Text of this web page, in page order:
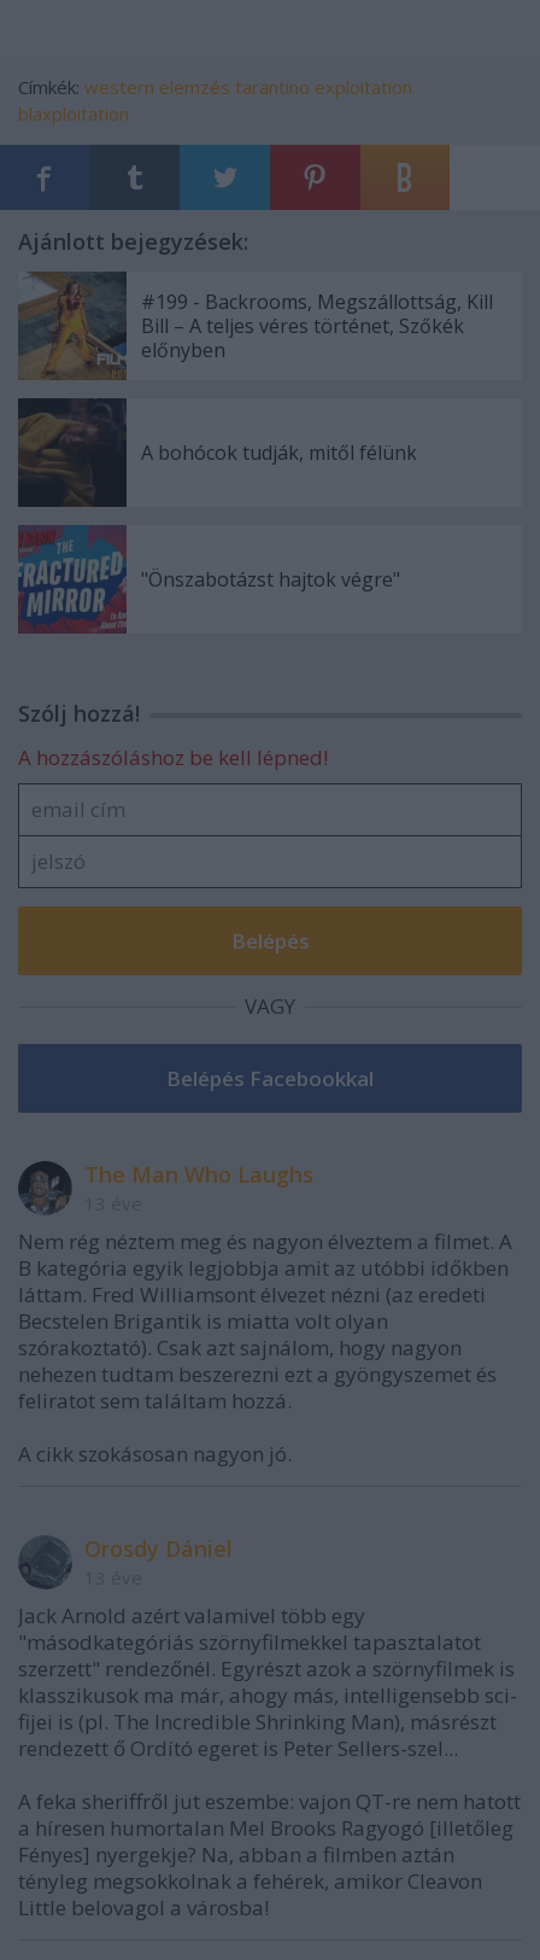
Címkék: western elemzés tarantino exploitation
blaxploitation
Ajánlott bejegyzések:
#199 - Backrooms, Megszállottság, Kill
Bill – A teljes véres történet, Szőkék
előnyben
A bohócok tudják, mitől félünk
"Önszabotázst hajtok végre"
Szólj hozzá!
A hozzászóláshoz be kell lépned!
VAGY
The Man Who Laughs
Nem rég néztem meg és nagyon élveztem a filmet. A
B kategória egyik legjobbja amit az utóbbi időkben
láttam. Fred Williamsont élvezet nézni (az eredeti
Becstelen Brigantik is miatta volt olyan
szórakoztató). Csak azt sajnálom, hogy nagyon
nehezen tudtam beszerezni ezt a gyöngyszemet és
feliratot sem találtam hozzá.
A cikk szokásosan nagyon jó.
Orosdy Dániel
Jack Arnold azért valamivel több egy
"másodkategóriás szörnyfilmekkel tapasztalatot
szerzett" rendezőnél. Egyrészt azok a szörnyfilmek is
klasszikusok ma már, ahogy más, intelligensebb sci-
fijei is (pl. The Incredible Shrinking Man), másrészt
rendezett ő Ordító egeret is Peter Sellers-szel...
A feka sheriffről jut eszembe: vajon QT-re nem hatott
a híresen humortalan Mel Brooks Ragyogó [illetőleg
Fényes] nyergekje? Na, abban a filmben aztán
tényleg megsokkolnak a fehérek, amikor Cleavon
Little belovagol a városba!